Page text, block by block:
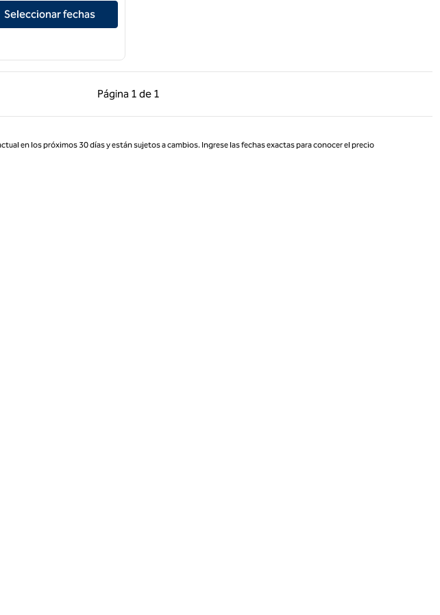
Beach, a Hilton Resort and Spa
Seleccionar fechas
Página 1 de 1
Página anterior, 1 de 1
Página 1 de 1
en los próximos 30 días y están sujetos a cambios. Ingrese las fechas exactas para conocer el precio